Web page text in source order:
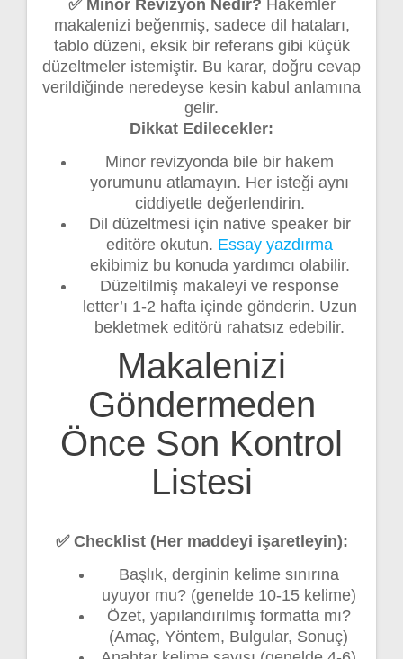
✅ Minor Revizyon Nedir? Hakemler
makalenizi beğenmiş, sadece dil hataları,
tablo düzeni, eksik bir referans gibi küçük
düzeltmeler istemiştir. Bu karar, doğru cevap
verildiğinde neredeyse kesin kabul anlamına
gelir.
Dikkat Edilecekler:
Minor revizyonda bile bir hakem
yorumunu atlamayın. Her isteği aynı
ciddiyetle değerlendirin.
Dil düzeltmesi için native speaker bir
editöre okutun. Essay yazdırma
ekibimiz bu konuda yardımcı olabilir.
Düzeltilmiş makaleyi ve response
letter’ı 1-2 hafta içinde gönderin. Uzun
bekletmek editörü rahatsız edebilir.
Makalenizi
Göndermeden
Önce Son Kontrol
Listesi
✅ Checklist (Her maddeyi işaretleyin):
Başlık, derginin kelime sınırına
uyuyor mu? (genelde 10-15 kelime)
Özet, yapılandırılmış formatta mı?
(Amaç, Yöntem, Bulgular, Sonuç)